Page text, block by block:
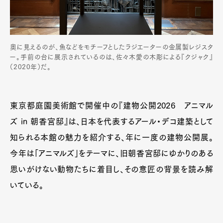
奥に見えるのが、魚などをモチーフとしたラジエーターの金属製レジスタ
ー。手前の台に展示されているのは、佐々木愛の木彫による『クジャク』
（2020年）だ。
東京都庭園美術館で開催中の『建物公開2026 アニマル
ズ in 朝香宮邸』は、日本を代表するアール・デコ建築として
知られる本館の魅力を紹介する、年に一度の建物公開展。
今年は「アニマルズ」をテーマに、旧朝香宮邸にゆかりのある
思いがけない動物たちに着目し、その意匠の背景を読み解
いている。